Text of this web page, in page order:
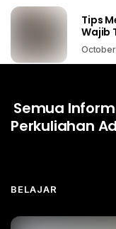
Tips
Wajib
Semua
Perkuliahan
BELAJAR